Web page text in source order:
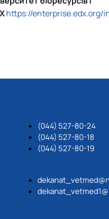
https://enterprise.edx.org/
(044) 527-80-24
(044) 527-80-18
(044) 527-80-19